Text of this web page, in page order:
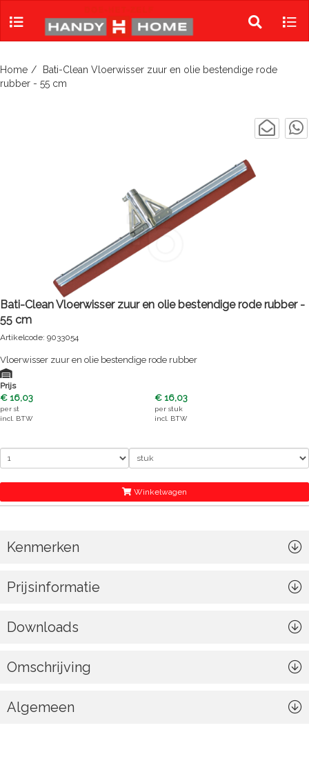
Toggle
search
Home
Bati-Clean Vloerwisser zuur en olie bestendige rode
rubber - 55 cm
Bati-Clean Vloerwisser zuur en olie bestendige rode rubber -
55 cm
Artikelcode: 9033054
Vloerwisser zuur en olie bestendige rode rubber
Prijs
€ 16,03
per st
incl. BTW
€ 16,03
per stuk
incl. BTW
Winkelwagen
Kenmerken
Prijsinformatie
Downloads
Omschrijving
Algemeen